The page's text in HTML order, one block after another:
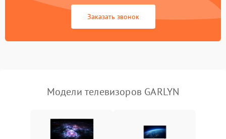
Сетевая
Заказать звонок
Модели телевизоров GARLYN